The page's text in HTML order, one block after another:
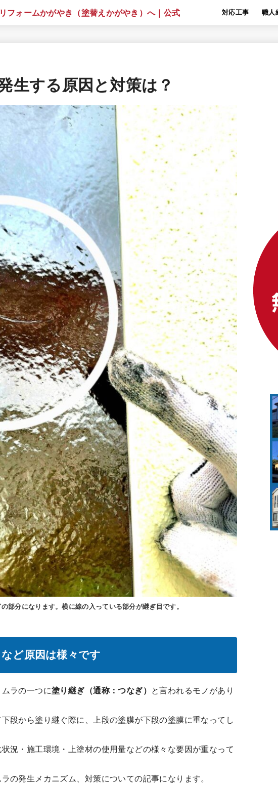
対応工事 職人
生する原因と対策は？
部分になります。横に線の入っている部分が継ぎ目です。
ど原因は様々です
ラの一つに塗り継ぎ（通称：つなぎ）
と言われるモノがあり
段から塗り継ぐ際に、上段の塗膜が下段の塗膜に重なってし
況・施工環境・上塗材の使用量などの様々な要因が重なって
の発生メカニズム、対策についての記事になります。